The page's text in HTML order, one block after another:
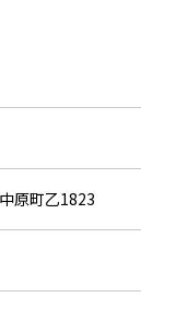
原町乙1823